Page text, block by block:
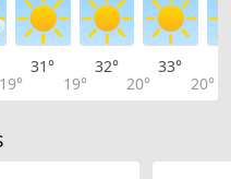
19°
31°
19°
32°
20°
33°
20°